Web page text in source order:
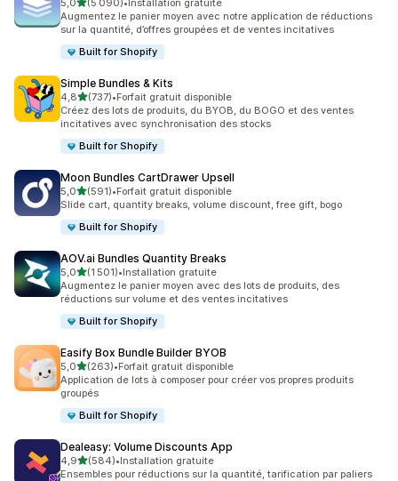
5,0 (5 090)
5090 avis au total
•Installation gratuite
Augmentez le panier moyen avec notre application de réductions
sur la quantité, d’offres groupées et de ventes incitatives
Built for Shopify
Simple Bundles & Kits
4,8étoile(s) sur 5
(737)
737 avis au total
•Forfait gratuit disponible
Créez des lots de produits, du BYOB, du BOGO et des ventes
incitatives avec synchronisation des stocks
Built for Shopify
Moon Bundles CartDrawer Upsell
5,0étoile(s) sur 5
(591)
591 avis au total
•Forfait gratuit disponible
Slide cart, quantity breaks, volume discount, free gift, bogo
Built for Shopify
AOV.ai Bundles Quantity Breaks
5,0étoile(s) sur 5
(1 501)
1501 avis au total
•Installation gratuite
Augmentez le panier moyen avec des lots de produits, des
réductions sur volume et des ventes incitatives
Built for Shopify
Easify Box Bundle Builder BYOB
5,0étoile(s) sur 5
(263)
263 avis au total
•Forfait gratuit disponible
Application de lots à composer pour créer vos propres produits
groupés
Built for Shopify
Dealeasy: Volume Discounts App
4,9étoile(s) sur 5
(584)
584 avis au total
•Installation gratuite
Ensembles pour réductions sur la quantité, tarification par paliers